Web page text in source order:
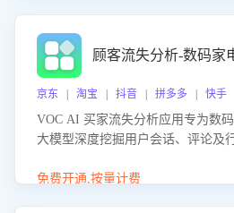
企业优化营销话术、突出产品与服
化率，避免陷入单纯价格竞争，实
顾客流失分析-数码家
京东 | 淘宝 | 抖音 | 拼多多 | 快手
VOC AI 买家流失分析应用专为数
大模型深度挖掘用户会话、评论及
应延迟、竞品价格冲击等。系统自
免费开通,按量计费